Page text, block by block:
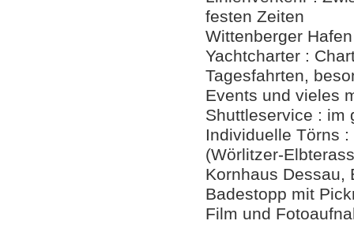
festen Zeiten
Wittenberger
Yachtcharter :
Tagesfahrten,
Events und vieles
Shuttleservice : im
Individuelle Törns
(Wörlitzer-
Kornhaus Dessau,
Badestopp mit
Film und